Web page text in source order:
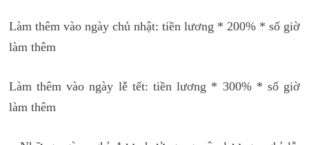
Làm thêm vào ngày chủ nhật: tiền lương * 200% * số giờ
làm thêm
Làm thêm vào ngày lễ tết: tiền lương * 300% * số giờ
làm thêm